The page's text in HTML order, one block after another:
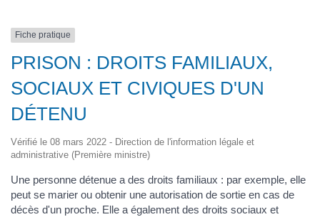
Fiche pratique
PRISON : DROITS FAMILIAUX,
SOCIAUX ET CIVIQUES D'UN
DÉTENU
Vérifié le 08 mars 2022 - Direction de l'information légale et
administrative (Première ministre)
Une personne détenue a des droits familiaux : par exemple, elle
peut se marier ou obtenir une autorisation de sortie en cas de
décès d'un proche. Elle a également des droits sociaux et